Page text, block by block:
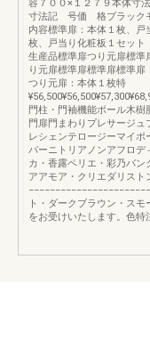
容７００×１２７９本体
寸法記 号価 格ブラック
内容標準扉：本体１枚、戸
枚、戸当り化粧板１セッ
生産品標準扉つり元扉標準
り元扉標準扉標準扉標準扉
つり元扉：本体１枚特
門柱・門袖機能ポール木
門扉門まわりプレサージ
レシェンテロージーマイ
バーニトリアノンアフロデ
カ・香露ペリエ・彩乃バ
アアモア・クリエダリス
ト・ダークブラウン・ス
をお受けいたします。色特